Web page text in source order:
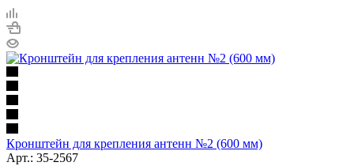
Кронштейн для крепления антенн №2 (600 мм)
Арт.: 35-2567